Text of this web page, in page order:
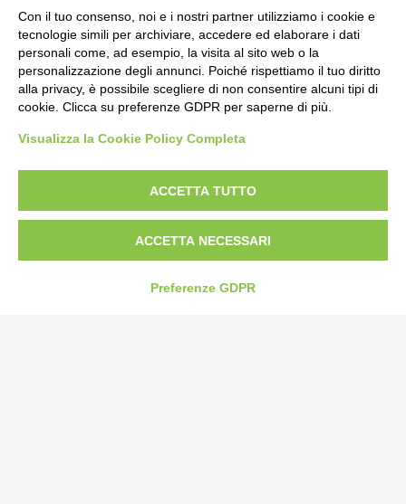
Strada Statale 231 Alba-Bra
Tel:0172-478161
Con il tuo consenso, noi e i nostri partner utilizziamo i cookie e
tecnologie simili per archiviare, accedere ed elaborare i dati
personali come, ad esempio, la visita al sito web o la
personalizzazione degli annunci. Poiché rispettiamo il tuo diritto
alla privacy, è possibile scegliere di non consentire alcuni tipi di
cookie. Clicca su preferenze GDPR per saperne di più.
Visualizza la Cookie Policy Completa
ACCETTA TUTTO
ACCETTA NECESSARI
Preferenze GDPR